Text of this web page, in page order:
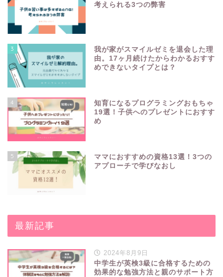
考えられる3つの弊害
3
我が家がスマイルゼミを退会した理
由。17ヶ月続けたからわかるおすす
めできないタイプとは？
4
知育になるプログラミングおもちゃ
19選！子供へのプレゼントにおすす
め
5
ママにおすすめの資格13選！3つの
アプローチで学びなおし
最新記事
2024年8月9日
中学生が英検3級に合格するための
効果的な勉強方法と親のサポート方